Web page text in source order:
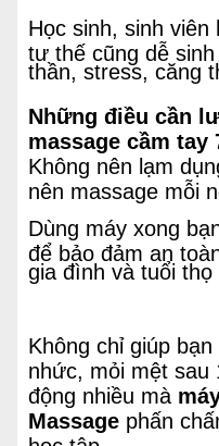
Học sinh, sinh viên
tư thế cũng dễ
thần, stress, căng
Những điều cần
massage cầm tay
Không nên lạm
nên massage mỗi
Dùng máy xong
để bảo đảm an
gia đình và tuổi thọ
Không chỉ giúp
nhức, mỏi mệt sau
động nhiều mà
Massagephấn